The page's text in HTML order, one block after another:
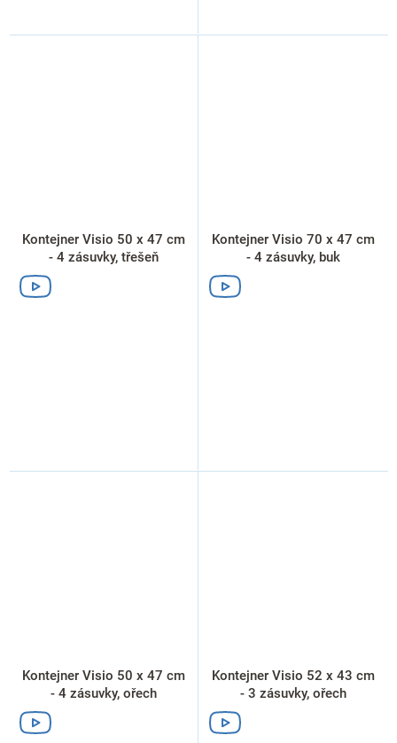
Kontejner Visio 50 x 47 cm
- 4 zásuvky, třešeň
Kontejner Visio 70 x 47 cm
- 4 zásuvky, buk
Kontejner Visio 50 x 47 cm
- 4 zásuvky, ořech
Kontejner Visio 52 x 43 cm
- 3 zásuvky, ořech